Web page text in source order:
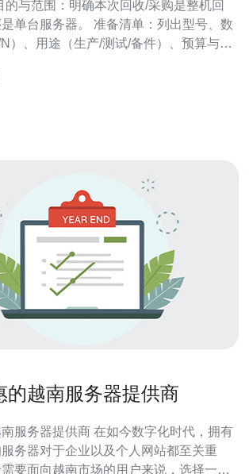
单台服务器。 准备清单：列出型号、数
）、用途（生产/测试/备件）、预算与合
技术验收工程师、法律审查人员和物流
的越南服务器提供商
商 在如今数字化时代，拥有
务器对于企业以及个人网站都至关重
要面向越南市场的用户来说，选择一家